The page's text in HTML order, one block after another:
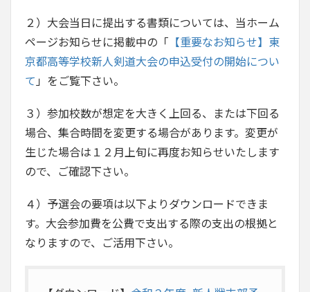
２）大会当日に提出する書類については、当ホーム
ページお知らせに掲載中の「 【重要なお知らせ】東
京都高等学校新人剣道大会の申込受付の開始につい
て 」をご覧下さい。
３）参加校数が想定を大きく上回る、または下回る
場合、集合時間を変更する場合があります。変更が
生じた場合は１２月上旬に再度お知らせいたします
ので、ご確認下さい。
４）予選会の要項は以下よりダウンロードできま
す。大会参加費を公費で支出する際の支出の根拠と
なりますので、ご活用下さい。